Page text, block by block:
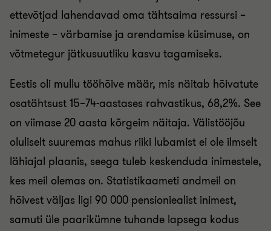
ettevõtjad lahendavad oma tähtsaima ressursi –
inimeste – värbamise ja arendamise küsimuse, on
võtmetegur jätkusuutliku kasvu tagamiseks.
Eestis oli mullu tööhõive määr, mis näitab hõivatute
osatähtsust 15–74-aastases rahvastikus, 68,2%. See
on viimase 20 aasta kõrgeim näitaja. Välistööjõu
oluliselt suuremas mahus riiki lubamist ei ole ilmselt
lähiajal plaanis, seega tuleb keskenduda inimestele,
kes meil olemas on. Statistikaameti andmeil on
hõivest väljas ligi 90 000 pensioniealist inimest,
samuti üle paarikümne tuhande lapsega kodus